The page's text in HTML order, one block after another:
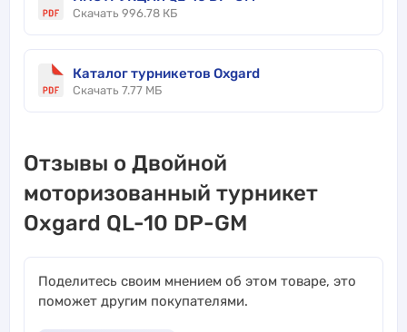
Скачать 996.78 КБ
Каталог турникетов Oxgard
Скачать 7.77 МБ
Отзывы о Двойной
моторизованный турникет
Oxgard QL-10 DP-GM
Поделитесь своим мнением об этом товаре, это
поможет другим покупателями.